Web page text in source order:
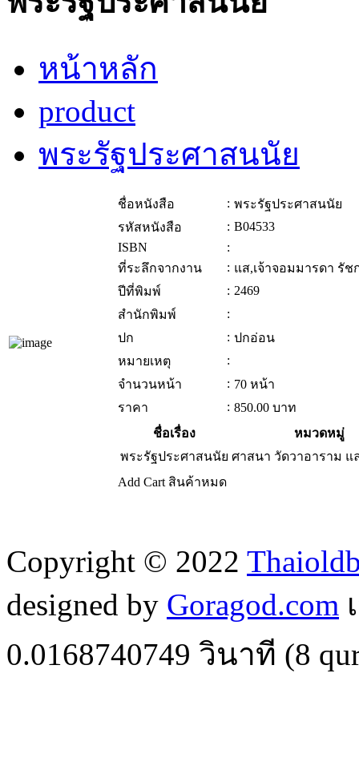
หน้าหลัก
product
พระรัฐประศาสนนัย
ชื่อหนังสือ : พระรัฐประศาสนนัย
รหัสหนังสือ
: B04533
ISBN
:
ที่ระลึกจากงาน
: แส,เจ้าจอมมารดา รั
ปีที่พิมพ์
: 2469
สำนักพิมพ์
:
ปก
: ปกอ่อน
หมายเหตุ
:
จำนวนหน้า
: 70 หน้า
ราคา
: 850.00 บาท
ชื่อเรื่อง
หมวดหมู่
พระรัฐประศาสนนัย ศาสนา วัดวาอาราม แ
Add Cart สินค้าหมด
Copyright © 2022
designed by Goragod.com
0.0168740749 วินาที (8